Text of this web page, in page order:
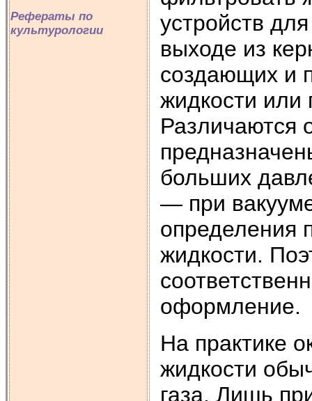
Рефераты по
культурологии
устройств
выходе из
создающих и
жидкости или
Различаются
больших
— при
определения
жидкости.
оформление.
На практике
жидкости
газа. Лишь